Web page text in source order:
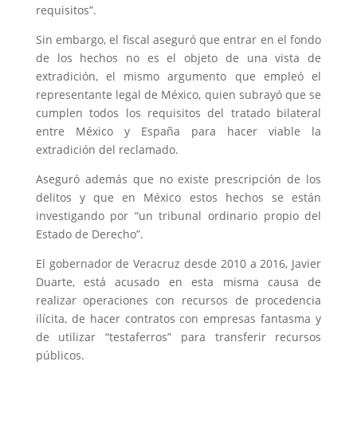
requisitos”.
Sin embargo, el fiscal aseguró que entrar en el fondo
de los hechos no es el objeto de una vista de
extradición, el mismo argumento que empleó el
representante legal de México, quien subrayó que se
cumplen todos los requisitos del tratado bilateral
entre México y España para hacer viable la
extradición del reclamado.
Aseguró además que no existe prescripción de los
delitos y que en México estos hechos se están
investigando por “un tribunal ordinario propio del
Estado de Derecho”.
El gobernador de Veracruz desde 2010 a 2016, Javier
Duarte, está acusado en esta misma causa de
realizar operaciones con recursos de procedencia
ilícita, de hacer contratos con empresas fantasma y
de utilizar “testaferros” para transferir recursos
públicos.